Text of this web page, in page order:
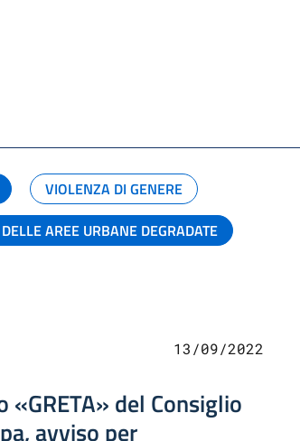
VIOLENZA DI GENERE
AREE URBANE DEGRADATE
13/09/2022
«GRETA» del Consiglio
avviso per